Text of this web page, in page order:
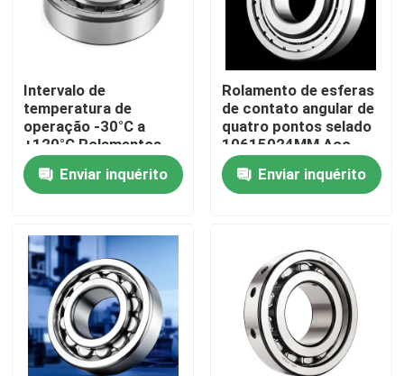
Casa
Produtos
Sobre nós
Intervalo de
temperatura de
operação -30°C a
+120°C Rolamentos
de esferas de quatro
pontos de contato
fornecem suporte e
máquinas
Enviar inquérito
Rolamento de esferas
de contato angular de
quatro pontos selado
10615024MM Aço
cromo GCr15
Componente robusto
para máquinas
Enviar inquérito